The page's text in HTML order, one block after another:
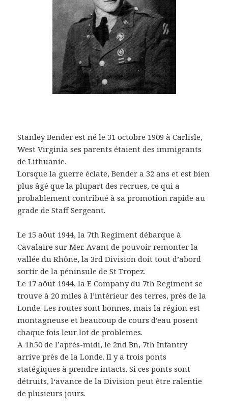
Stanley Bender est né le 31 octobre 1909 à Carlisle,
West Virginia ses parents étaient des immigrants
de Lithuanie.
Lorsque la guerre éclate, Bender a 32 ans et est bien
plus âgé que la plupart des recrues, ce qui a
probablement contribué à sa promotion rapide au
grade de Staff Sergeant.
Le 15 aôut 1944, la 7th Regiment débarque à
Cavalaire sur Mer. Avant de pouvoir remonter la
vallée du Rhône, la 3rd Division doit tout d’abord
sortir de la péninsule de St Tropez.
Le 17 aôut 1944, la E Company du 7th Regiment se
trouve à 20 miles à l’intérieur des terres, près de la
Londe. Les routes sont bonnes, mais la région est
montagneuse et beaucoup de cours d’eau posent
chaque fois leur lot de problemes.
A 1h50 de l’après-midi, le 2nd Bn, 7th Infantry
arrive près de la Londe. Il y a trois ponts
statégiques à prendre intacts. Si ces ponts sont
détruits, l‘avance de la Division peut être ralentie
de plusieurs jours.